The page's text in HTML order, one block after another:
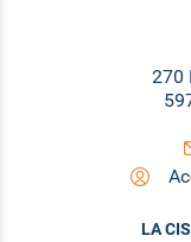
270
LA